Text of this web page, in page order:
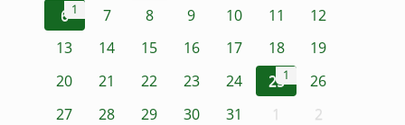
6 1 7 8 9 10 11
12
13
14 15 16 17 18
19
20
21 22 23 24 251
26
27
28 29 30 31 1 2